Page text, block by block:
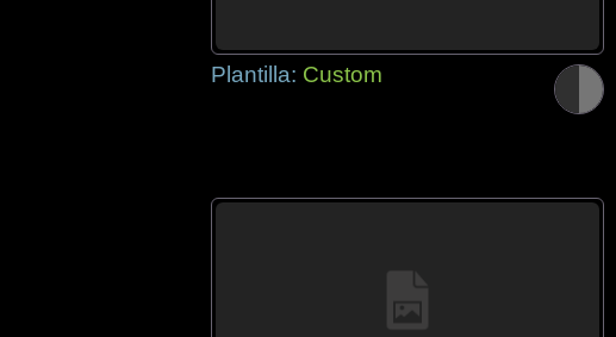
Plantilla: Custom